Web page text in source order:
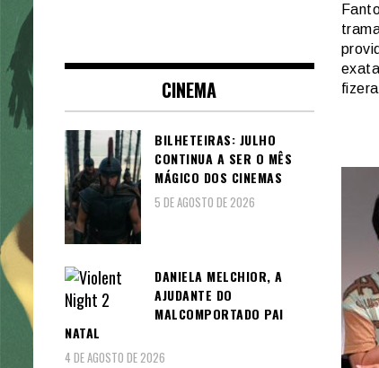
CINEMA
BILHETEIRAS: JULHO
CONTINUA A SER O MÊS
MÁGICO DOS CINEMAS
5 DE AGOSTO DE 2026
DANIELA MELCHIOR, A
AJUDANTE DO
MALCOMPORTADO PAI
NATAL
4 DE AGOSTO DE 2026